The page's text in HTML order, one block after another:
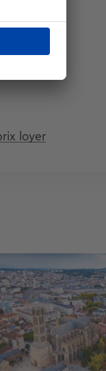
loyer